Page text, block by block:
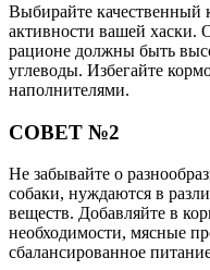
Выбирайте качественный
активности вашей хаски.
рационе должны быть
углеводы. Избегайте
наполнителями.
СОВЕТ №2
Не забывайте о
собаки, нуждаются в
веществ. Добавляйте в
необходимости, мясные
сбалансированное